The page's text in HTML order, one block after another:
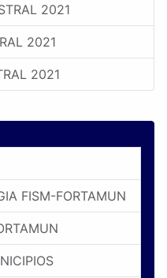
2021
2021
2021
FISM-FORTAMUN